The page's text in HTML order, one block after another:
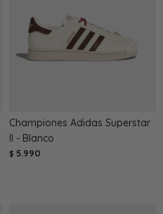
Championes Adidas Superstar
II - Blanco
$ 5.990